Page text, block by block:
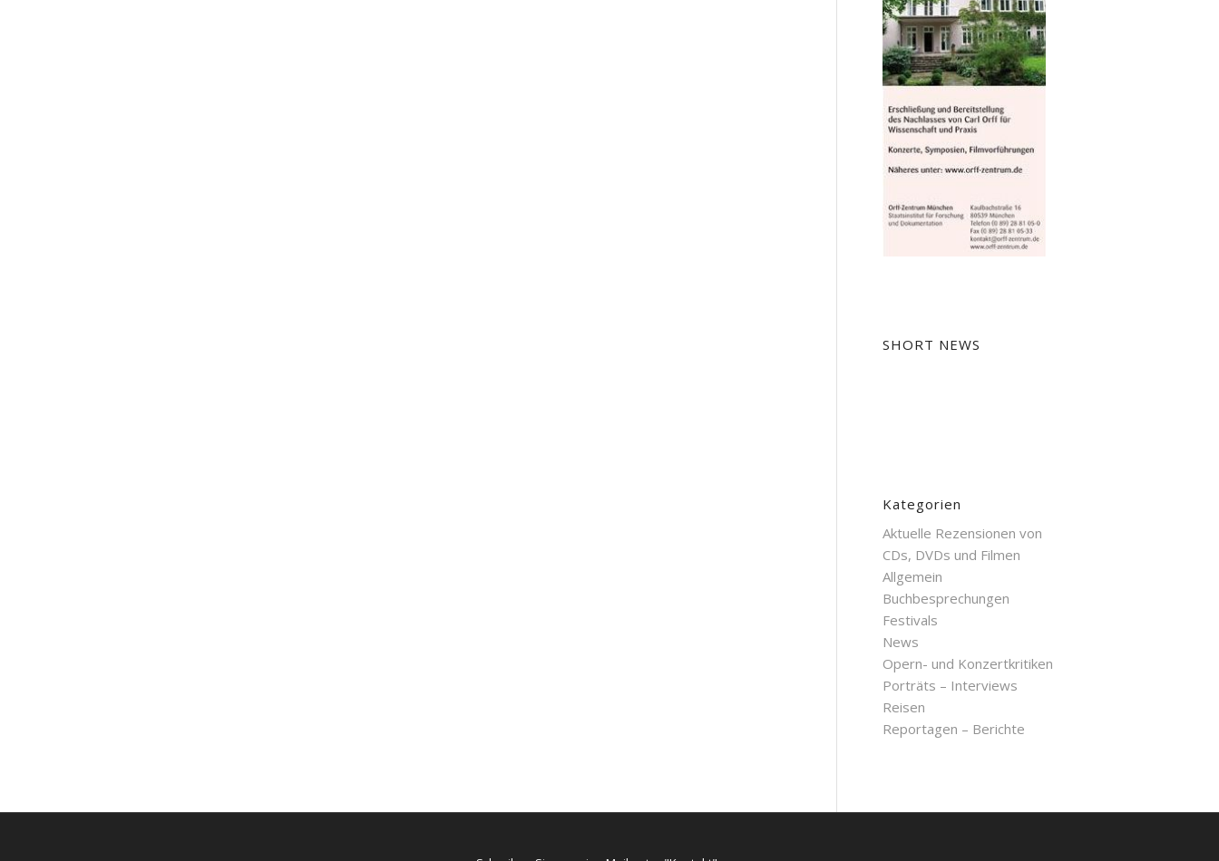
SHORT NEWS
Kategorien
Aktuelle Rezensionen von
CDs, DVDs und Filmen
Allgemein
Buchbesprechungen
Festivals
News
Opern- und Konzertkritiken
Porträts – Interviews
Reisen
Reportagen – Berichte